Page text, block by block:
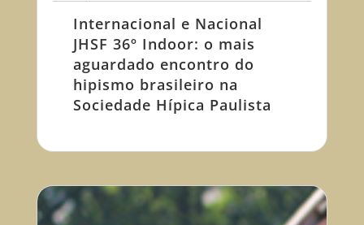
Internacional e Nacional
JHSF 36º Indoor: o mais
aguardado encontro do
hipismo brasileiro na
Sociedade Hípica Paulista